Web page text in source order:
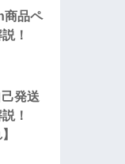
商品ペ
！
発送
！